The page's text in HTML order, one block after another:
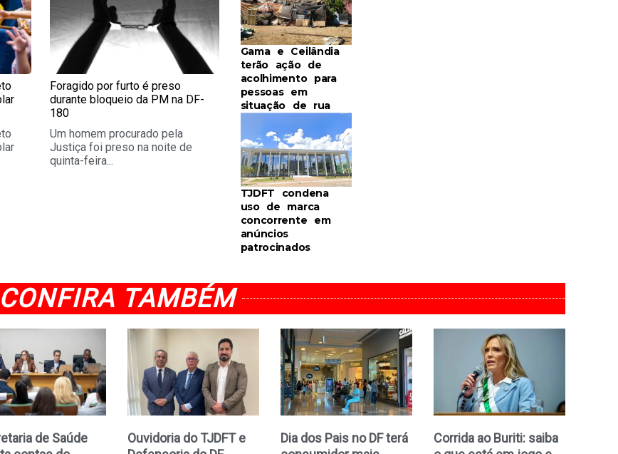
Foragido por furto é preso
durante bloqueio da PM na DF-
180
Um homem procurado pela
Justiça foi preso na noite de
quinta-feira...
Gama e Ceilândia
terão ação de
acolhimento para
pessoas em
situação de rua
TJDFT condena
uso de marca
concorrente em
anúncios
patrocinados
CONFIRA TAMBÉM
de Saúde
Ouvidoria do TJDFT e
Dia dos Pais no DF terá
Corrida ao Buriti: saiba